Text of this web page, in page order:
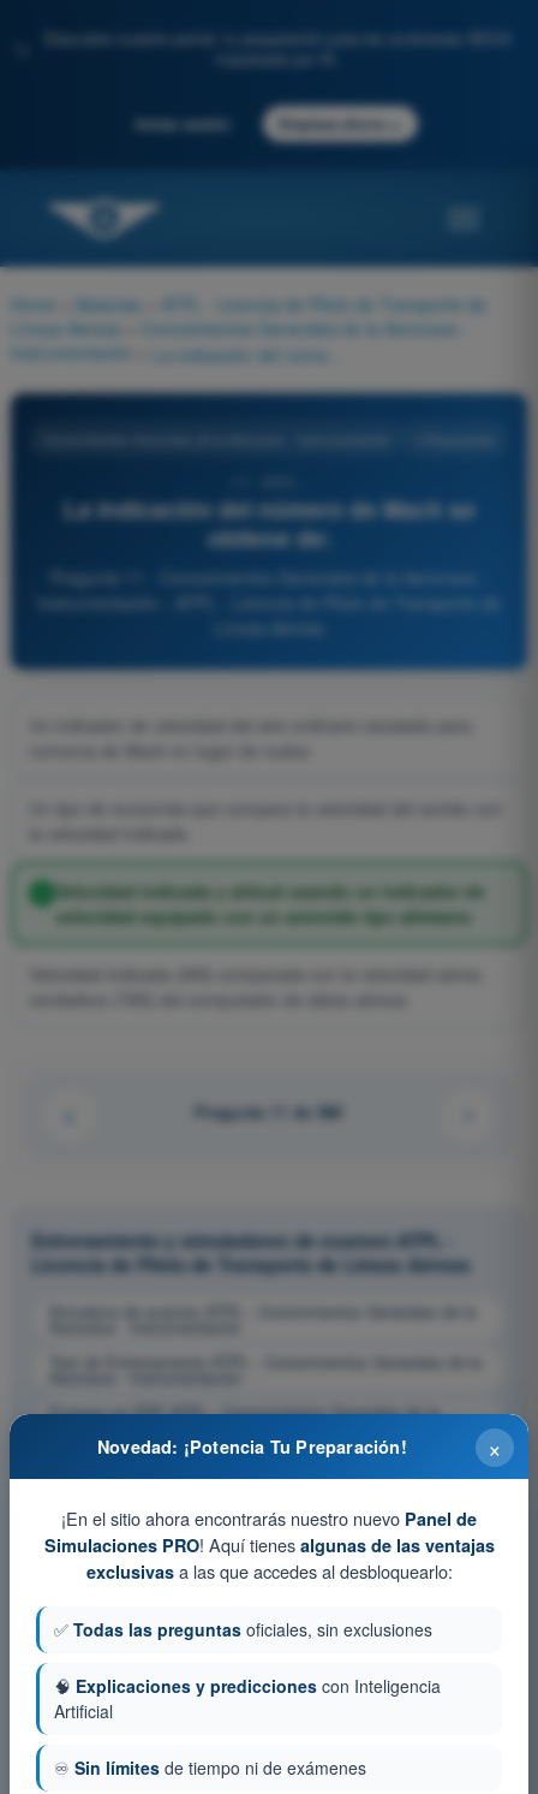
Descubre nuestro portal: tu preparación para los exámenes AESA
Iniciar sesión Empieza ahora
Home Materias
ATPL - Licencia de Piloto de Transporte de
Líneas Aéreas
Conocimientos Generales de la Aeronave -
Instrumentación
La indicación del número de Mach se
obtiene de:
Pregunta 11 - Conocimientos Generales de la Aeronave -
Velocidad indicada y altitud usando un indicador de
velocidad equipado con un aneroide tipo altímetro
Pregunta 11 de 580
Entrenamiento y simuladores de examen ATPL -
Licencia de Piloto de Transporte de Líneas Aéreas
Simulacro de examen ATPL - Conocimientos Generales de la
Test de Entrenamiento ATPL - Conocimientos Generales de la
Examen en PDF ATPL - Conocimientos Generales de la
×
Novedad: ¡Potencia Tu Preparación!
¡En el sitio ahora encontrarás nuestro nuevo Panel de
Simulaciones PRO! Aquí tienes algunas de las ventajas
exclusivasa las que accedes al desbloquearlo:
✅ Todas las preguntas oficiales, sin exclusiones
🧠 Explicaciones y predicciones con Inteligencia
Artificial
♾️ Sin límites de tiempo ni de exámenes